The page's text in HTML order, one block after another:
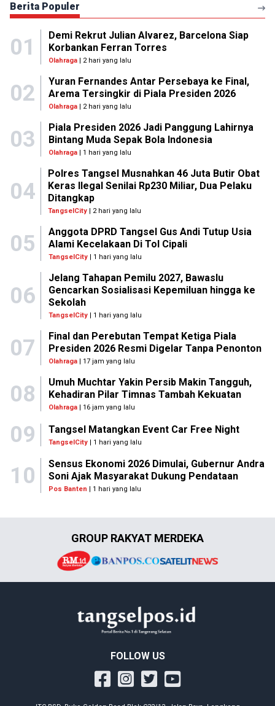
Berita Populer
01
Demi Rekrut Julian Alvarez, Barcelona Siap
Korbankan Ferran Torres
Olahraga| 2 hari yang lalu
02
Yuran Fernandes Antar Persebaya ke Final,
Arema Tersingkir di Piala Presiden 2026
Olahraga| 2 hari yang lalu
03
Piala Presiden 2026 Jadi Panggung Lahirnya
Bintang Muda Sepak Bola Indonesia
Olahraga| 1 hari yang lalu
04
Polres Tangsel Musnahkan 46 Juta Butir Obat
Keras Ilegal Senilai Rp230 Miliar, Dua Pelaku
Ditangkap
TangselCity | 2 hari yang lalu
05
Anggota DPRD Tangsel Gus Andi Tutup Usia
Alami Kecelakaan Di Tol Cipali
TangselCity| 1 hari yang lalu
06
Jelang Tahapan Pemilu 2027, Bawaslu
Gencarkan Sosialisasi Kepemiluan hingga ke
Sekolah
TangselCity| 1 hari yang lalu
07
Final dan Perebutan Tempat Ketiga Piala
Presiden 2026 Resmi Digelar Tanpa Penonton
Olahraga| 17 jam yang lalu
08
Umuh Muchtar Yakin Persib Makin Tangguh,
Kehadiran Pilar Timnas Tambah Kekuatan
Olahraga| 16 jam yang lalu
09 Tangsel Matangkan Event Car Free Night
TangselCity | 1 hari yang lalu
10
Sensus Ekonomi 2026 Dimulai, Gubernur Andra
Soni Ajak Masyarakat Dukung Pendataan
Pos Banten | 1 hari yang lalu
GROUP RAKYAT MERDEKA
FOLLOW US